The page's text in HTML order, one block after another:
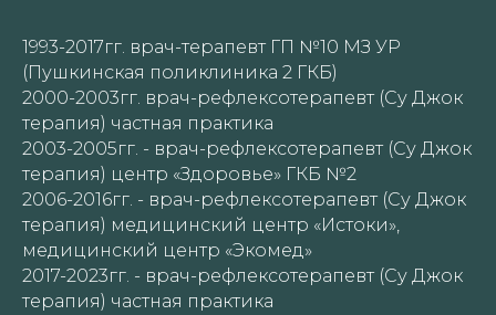
1993-2017гг. врач-терапевт ГП №10 МЗ УР
(Пушкинская поликлиника 2 ГКБ)
2000-2003гг. врач-рефлексотерапевт (Су Джок
терапия) частная практика
2003-2005гг. - врач-рефлексотерапевт (Су Джок
терапия) центр «Здоровье» ГКБ №2
2006-2016гг. - врач-рефлексотерапевт (Су Джок
терапия) медицинский центр «Истоки»,
медицинский центр «Экомед»
2017-2023гг. - врач-рефлексотерапевт (Су Джок
терапия) частная практика